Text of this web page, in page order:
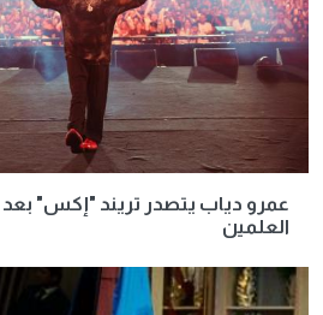
عمرو دياب يتصدر تريند "إكس" بعد
العلمين